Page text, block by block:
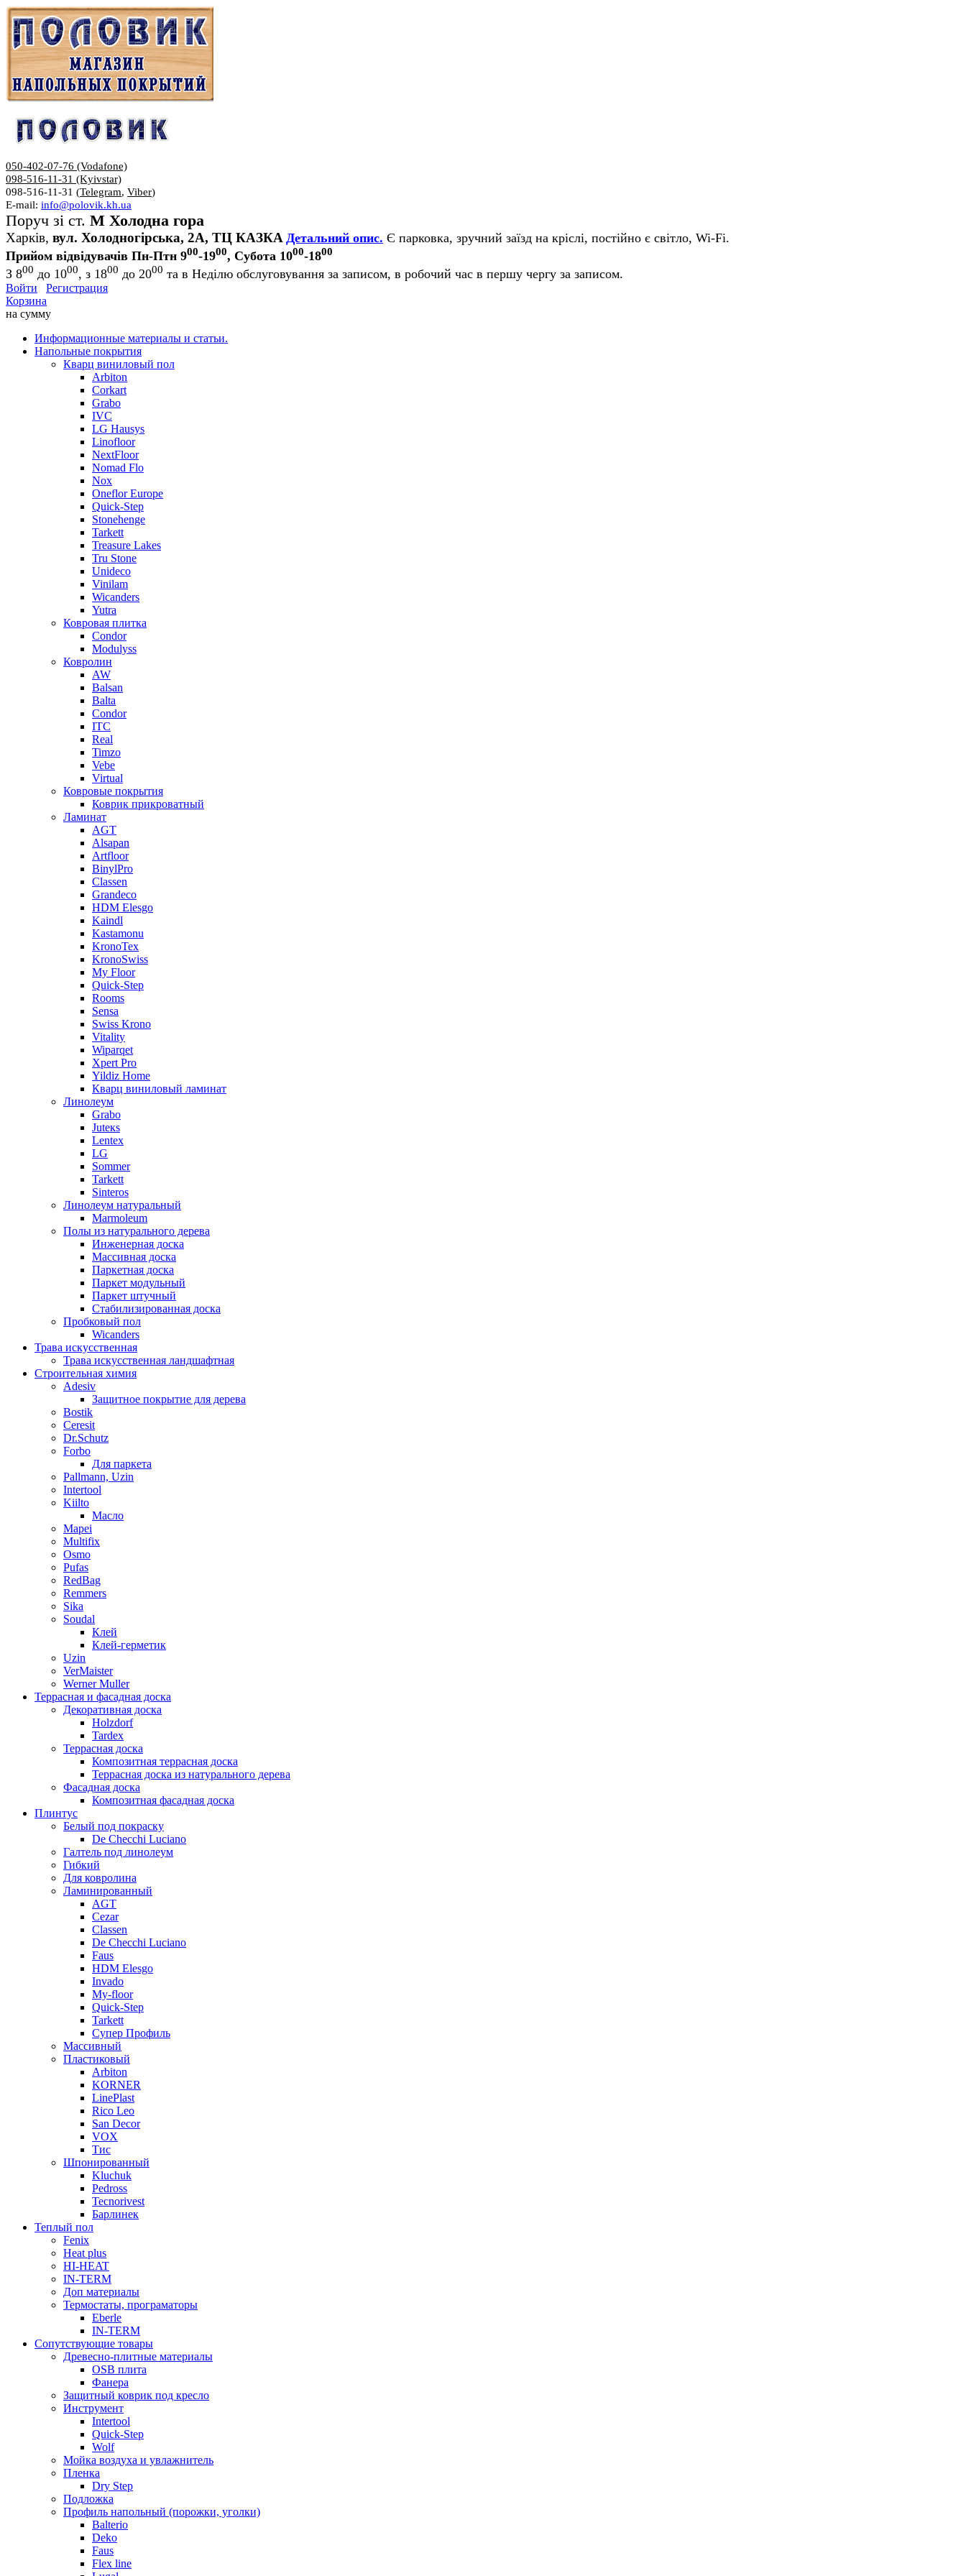
050-402-07-76 (Vodafone)
098-516-11-31 (Kyivstar)
098-516-11-31 (Telegram, Viber)
E-mail: info@polovik.kh.ua
Поруч зі ст. М Холодна гора
Харків, вул. Холодногірська, 2А, ТЦ КАЗКА Детальний опис. Є парковка, зручний заїзд на кріслі, постійно є світло, Wi-Fi.
Прийом відвідувачів Пн-Птн 900-1900, Субота 1000-1800
З 800 до 1000, з 1800 до 2000 та в Неділю обслуговування за записом, в робочий час в першу чергу за записом.
Войти
Регистрация
Корзина
на сумму
Информационные материалы и статьи.
Напольные покрытия
Кварц виниловый пол
Arbiton
Corkart
Grabo
IVC
LG Hausys
Linofloor
NextFloor
Nomad Flo
Nox
Oneflor Europe
Quick-Step
Stonehenge
Tarkett
Treasure Lakes
Tru Stone
Unideco
Vinilam
Wicanders
Yutra
Ковровая плитка
Condor
Modulyss
Ковролин
AW
Balsan
Balta
Condor
ITC
Real
Timzo
Vebe
Virtual
Ковровые покрытия
Коврик прикроватный
Ламинат
AGT
Alsapan
Artfloor
BinylPro
Classen
Grandeco
HDM Elesgo
Kaindl
Kastamonu
KronoTex
KronoSwiss
My Floor
Quick-Step
Rooms
Sensa
Swiss Krono
Vitality
Wiparqet
Xpert Pro
Yildiz Home
Кварц виниловый ламинат
Линолеум
Grabo
Juteкs
Lentex
LG
Sommer
Tarkett
Sinteros
Линолеум натуральный
Marmoleum
Полы из натурального дерева
Инженерная доска
Массивная доска
Паркетная доска
Паркет модульный
Паркет штучный
Стабилизированная доска
Пробковый пол
Wicanders
Трава искусственная
Трава искусственная ландшафтная
Строительная химия
Adesiv
Защитное покрытие для дерева
Bostik
Ceresit
Dr.Schutz
Forbo
Для паркета
Pallmann, Uzin
Intertool
Kiilto
Масло
Mapei
Multifix
Osmo
Pufas
RedBag
Remmers
Sika
Soudal
Клей
Клей-герметик
Uzin
VerMaister
Werner Muller
Террасная и фасадная доска
Декоративная доска
Holzdorf
Tardex
Террасная доска
Композитная террасная доска
Террасная доска из натурального дерева
Фасадная доска
Композитная фасадная доска
Плинтус
Белый под покраску
De Checchi Luciano
Галтель под линолеум
Гибкий
Для ковролина
Ламинированный
AGT
Cezar
Classen
De Checchi Luciano
Faus
HDM Elesgo
Invado
My-floor
Quick-Step
Tarkett
Супер Профиль
Массивный
Пластиковый
Arbiton
KORNER
LinePlast
Rico Leo
San Decor
VOX
Тис
Шпонированный
Kluchuk
Pedross
Tecnorivest
Барлинек
Теплый пол
Fenix
Heat plus
HI-HEAT
IN-TERM
Доп материалы
Термостаты, програматоры
Eberle
IN-TERM
Сопутствующие товары
Древесно-плитные материалы
OSB плита
Фанера
Защитный коврик под кресло
Инструмент
Intertool
Quick-Step
Wolf
Мойка воздуха и увлажнитель
Пленка
Dry Step
Подложка
Профиль напольный (порожки, уголки)
Balterio
Deko
Faus
Flex line